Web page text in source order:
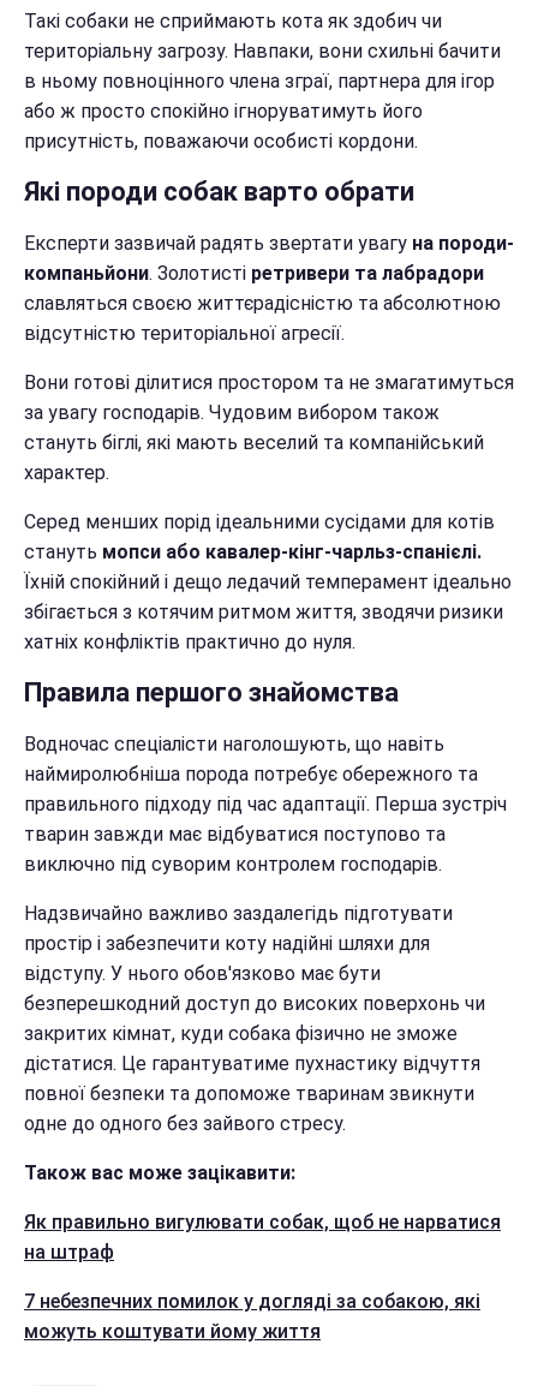
Такі собаки не сприймають кота як здобич чи
територіальну загрозу. Навпаки, вони схильні бачити
в ньому повноцінного члена зграї, партнера для ігор
або ж просто спокійно ігноруватимуть його
присутність, поважаючи особисті кордони.
Які породи собак варто обрати
Експерти зазвичай радять звертати увагу на породи-
компаньйони. Золотисті ретривери та лабрадори
славляться своєю життєрадісністю та абсолютною
відсутністю територіальної агресії.
Вони готові ділитися простором та не змагатимуться
за увагу господарів. Чудовим вибором також
стануть біглі, які мають веселий та компанійський
характер.
Серед менших порід ідеальними сусідами для котів
стануть мопси або кавалер-кінг-чарльз-спанієлі.
Їхній спокійний і дещо ледачий темперамент ідеально
збігається з котячим ритмом життя, зводячи ризики
хатніх конфліктів практично до нуля.
Правила першого знайомства
Водночас спеціалісти наголошують, що навіть
наймиролюбніша порода потребує обережного та
правильного підходу під час адаптації. Перша зустріч
тварин завжди має відбуватися поступово та
виключно під суворим контролем господарів.
Надзвичайно важливо заздалегідь підготувати
простір і забезпечити коту надійні шляхи для
відступу. У нього обов'язково має бути
безперешкодний доступ до високих поверхонь чи
закритих кімнат, куди собака фізично не зможе
дістатися. Це гарантуватиме пухнастику відчуття
повної безпеки та допоможе тваринам звикнути
одне до одного без зайвого стресу.
Також вас може зацікавити:
Як правильно вигулювати собак, щоб не нарватися
на штраф
7 небезпечних помилок у догляді за собакою, які
можуть коштувати йому життя